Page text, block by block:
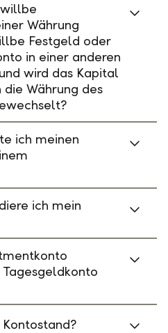
Währung
Festgeld oder
in einer anderen
wird das Kapital
Währung des
ich meinen
ich mein